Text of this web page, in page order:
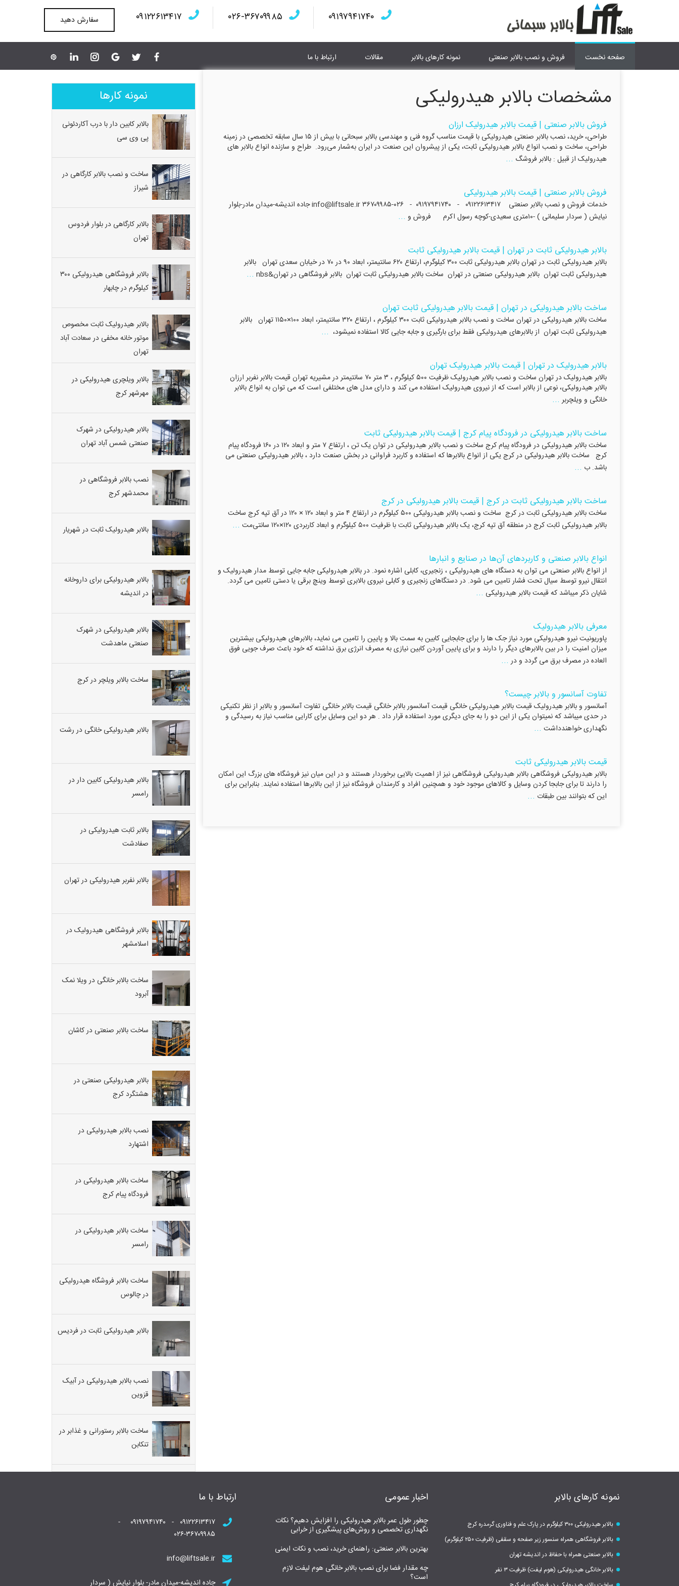
۰۹۱۹۷۹۴۱۷۴۰ ۰۲۶-۳۶۷۰۹۹۸۵ ۰۹۱۲۲۶۱۳۴۱۷ سفارش دهید
صفحه نخست فروش و نصب بالابر صنعتی نمونه کارهای بالابر مقالات ارتباط با ما
مشخصات بالابر هیدرولیکی
فروش بالابر صنعتی | قیمت بالابر هیدرولیک ارزان
طراحی، خرید، نصب بالابر صنعتی هیدرولیکی با قیمت مناسب گروه فنی و مهندسی بالابر سبحانی با بیش از ۱۵ سال سابقه تخصصی در زمینه
طراحی، ساخت و نصب انواع بالابر هیدرولیکی ثابت، یکی از پیشروان این صنعت در ایران به‌شمار می‌رود. طراح و سازنده انواع بالابر های
هیدرولیک از قبیل : بالابر فروشگ ...
فروش بالابر صنعتی | قیمت بالابر هیدرولیکی
خدمات فروش و نصب بالابر صنعتی ۰۹۱۲۲۶۱۳۴۱۷ - ۰۹۱۹۷۹۴۱۷۴۰ - ۰۲۶-۳۶۷۰۹۹۸۵ info@liftsale.ir جاده اندیشه-میدان مادر-بلوار
نیایش ( سردار سلیمانی ) -۱۰متری سعیدی-کوچه رسول اکرم فروش و
...
بالابر هیدرولیکی ثابت در تهران | قیمت بالابر هیدرولیکی ثابت
بالابر هیدرولیکی ثابت در تهران بالابر هیدرولیکی ثابت ۳۰۰ کیلوگرم، ارتفاع ۶۲۰ سانتیمتر، ابعاد ۹۰ در ۷۰ در خیابان سعدی تهران بالابر
هیدرولیکی ثابت تهران بالابر هیدرولیکی صنعتی در تهران ساخت بالابر هیدرولیکی ثابت تهران بالابر فروشگاهی در تهران&nbs
...
ساخت بالابر هیدرولیکی در تهران | قیمت بالابر هیدرولیکی ثابت تهران
ساخت بالابر هیدرولیکی در تهران ساخت و نصب بالابر هیدرولیکی ثابت ۳۰۰ کیلوگرم ، ارتفاع ۳۲۰ سانتیمتر، ابعاد ۱۰۰×۱۱۵۰ تهران بالابر
هیدرولیکی ثابت تهران از بالابرهای هیدرولیکی فقط برای بارگیری و جابه جایی کالا استفاده نمیشود، ...
بالابر هیدرولیک در تهران | قیمت بالابر هیدرولیک تهران
بالابر هیدرولیک در تهران ساخت و نصب بالابر هیدرولیک ظرفیت ۵۰۰ کیلوگرم ، ۳ متر ۷۰ سانتیمتر در مشیریه تهران قیمت بالابر نفربر ارزان
بالابر هیدرولیکی، نوعی از بالابر است که از نیروی هیدرولیک استفاده می کند و دارای مدل های مختلفی است که می توان به انواع بالابر
خانگی و ویلچربر ...
ساخت بالابر هیدرولیکی در فرودگاه پیام کرج | قیمت بالابر هیدرولیکی ثابت
ساخت بالابر هیدرولیکی در فرودگاه پیام کرج ساخت و نصب بالابر هیدرولیکی در توان یک تن ، ارتفاع ۷ متر و ابعاد ۱۲۰ در ۱۶۰ فرودگاه پیام
کرج ساخت بالابر هیدرولیکی در کرج یکی از انواع بالابرها که استفاده و کاربرد فراوانی در بخش صنعت دارد ، بالابر هیدرولیکی صنعتی می
باشد. ب ...
ساخت بالابر هیدرولیکی ثابت در کرج | قیمت بالابر هیدرولیکی در کرج
ساخت بالابر هیدرولیکی ثابت در کرج ساخت و نصب بالابر هیدرولیکی ۵۰۰ کیلوگرم در ارتفاع ۴ متر و ابعاد ۱۲۰ × ۱۲۰ در آق تپه کرج ساخت
بالابر هیدرولیکی ثابت کرج در منطقه آق تپه کرج، یک بالابر هیدرولیکی ثابت با ظرفیت ۵۰۰ کیلوگرم و ابعاد کاربردی ۱۲۰×۱۲۰ سانتی‌مت
...
انواع بالابر صنعتی و کاربردهای آن‌ها در صنایع و انبارها
از انواع بالابر صنعتی می توان به دستگاه های هیدرولیکی ، زنجیری، کابلی اشاره نمود. در بالابر هیدرولیکی جابه جایی توسط مدار هیدرولیک و
انتقال نیرو توسط سیال تحت فشار تامین می شود. در دستگاهای زنجیری و کابلی نیروی بالابری توسط وینچ برقی یا دستی تامین می گردد.
شایان ذکر میباشد که قیمت بالابر هیدرولیکی ...
معرفی بالابر هیدرولیک
پاوریونیت نیرو هیدرولیکی مورد نیاز جک ها را برای جابجایی کابین به سمت بالا و پایین را تامین می نماید، بالابرهای هیدرولیکی بیشترین
میزان امنیت را در بین بالابرهای دیگر را دارند و برای پایین آوردن کابین نیازی به مصرف انرژی برق نداشته که خود باعث صرف جویی فوق
العاده در مصرف برق می گردد و در ...
تفاوت آسانسور و بالابر چیست؟
آسانسور و بالابر هیدرولیک قیمت بالابر هیدرولیکی خانگی قیمت آسانسور بالابر خانگی قیمت بالابر خانگی تفاوت آسانسور و بالابر از نظر تکنیکی
در حدی میباشد که نمیتوان یکی از این دو را به جای دیگری مورد استفاده قرار داد . هر دو این وسایل برای کارایی مناسب نیاز به رسیدگی و
نگهداری خواهندداشت ...
قیمت بالابر هیدرولیکی ثابت
بالابر هیدرولیکی فروشگاهی بالابر هیدرولیکی فروشگاهی نیز از اهمیت بالایی برخوردار هستند و در این میان نیز فروشگاه های بزرگ این امکان
را دارند تا برای جابجا کردن وسایل و کالاهای موجود خود و همچنین افراد و کارمندان فروشگاه نیز از این بالابرها استفاده نمایند. بنابراین برای
این که بتوانند بین طبقات ...
نمونه کارها
بالابر کابین دار با درب آکاردئونی
پی وی سی
ساخت و نصب بالابر کارگاهی در
شیراز
بالابر کارگاهی در بلوار فردوس
تهران
بالابر فروشگاهی هیدرولیکی ۳۰۰
کیلوگرم در چابهار
بالابر هیدرولیک ثابت مخصوص
موتور خانه مخفی در سعادت آباد
تهران
بالابر ویلچری هیدرولیکی در
مهرشهر کرج
بالابر هیدرولیکی در شهرک
صنعتی شمس آباد تهران
نصب بالابر فروشگاهی در
محمدشهر کرج
بالابر هیدرولیک ثابت در شهریار
بالابر هیدرولیکی برای داروخانه
در اندیشه
بالابر هیدرولیکی در شهرک
صنعتی ماهدشت
ساخت بالابر ویلچر در کرج
بالابر هیدرولیکی خانگی در رشت
بالابر هیدرولیکی کابین دار در
رامسر
بالابر ثابت هیدرولیکی در
صفادشت
بالابر نفربر هیدرولیکی در تهران
بالابر فروشگاهی هیدرولیک در
اسلامشهر
ساخت بالابر خانگی در ویلا نمک
آبرود
ساخت بالابر صنعتی در کاشان
بالابر هیدرولیکی صنعتی در
هشتگرد کرج
نصب بالابر هیدرولیکی در
اشتهارد
ساخت بالابر هیدرولیکی در
فرودگاه پیام کرج
ساخت بالابر هیدرولیکی در
رامسر
ساخت بالابر فروشگاه هیدرولیکی
در چالوس
بالابر هیدرولیکی ثابت در فردیس
نصب بالابر هیدرولیکی در آبیک
قزوین
ساخت بالابر رستورانی و غذابر در
تنکابن
نمونه کارهای بالابر
بالابر هیدرولیکی ۳۰۰ کیلوگرم در پارک علم و فناوری گرمدره کرج
بالابر فروشگاهی همراه سنسور زیر صفحه و سقفی (ظرفیت ۲۵۰ کیلوگرم)
بالابر صنعتی همراه با حفاظ در اندیشه تهران
بالابر خانگی هیدرولیکی (هوم لیفت) ظرفیت ۳ نفر
اخبار عمومی
چطور طول عمر بالابر هیدرولیکی را افزایش دهیم؟ نکات
نگهداری تخصصی و روش‌های پیشگیری از خرابی
بهترین بالابر صنعتی: راهنمای خرید، نصب و نکات ایمنی
چه مقدار فضا برای نصب بالابر خانگی هوم لیفت لازم
است؟
ارتباط با ما
۰۹۱۲۲۶۱۳۴۱۷ - ۰۹۱۹۷۹۴۱۷۴۰ -
۰۲۶-۳۶۷۰۹۹۸۵
info@liftsale.ir
جاده اندیشه-میدان مادر- بلوار نیایش ( سردار